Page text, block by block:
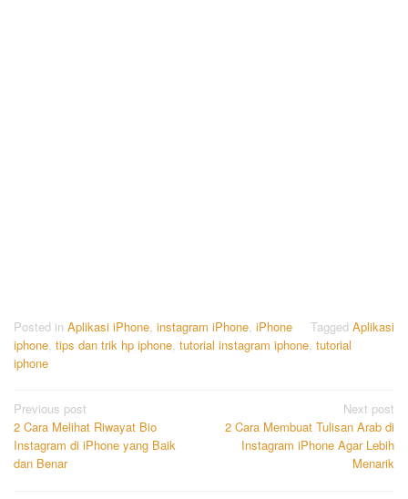
Posted in Aplikasi iPhone instagram iPhone iPhone Tagged Aplikasi
iphone tips dan trik hp iphone tutorial instagram iphone tutorial
iphone
Post
navigation
Previous post
2 Cara Melihat Riwayat Bio
Instagram di iPhone yang Baik
dan Benar
Next post
2 Cara Membuat Tulisan Arab di
Instagram iPhone Agar Lebih
Menarik